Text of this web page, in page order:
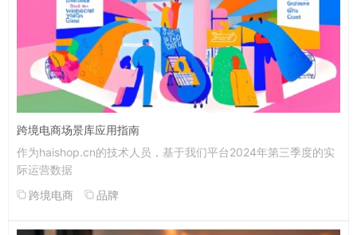
跨境电商场景库应用指南
作为haishop.cn的技术人员，基于我们平台2024年第三季度的实
际运营数据
跨境电商
品牌